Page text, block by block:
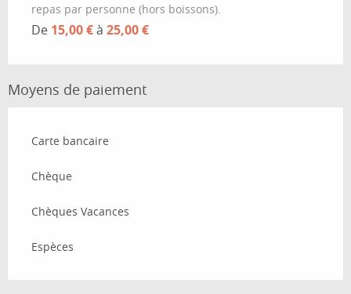
repas par personne (hors boissons).
De 15,00 €à 25,00 €
Moyens de paiement
Carte bancaire
Chèque
Chèques Vacances
Espèces